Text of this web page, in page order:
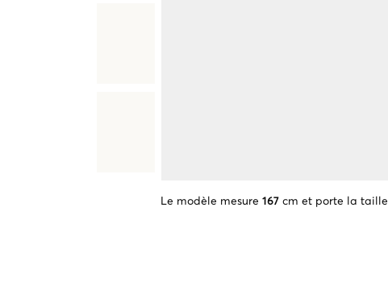
Le modèle mesure 167 cm et porte la taille